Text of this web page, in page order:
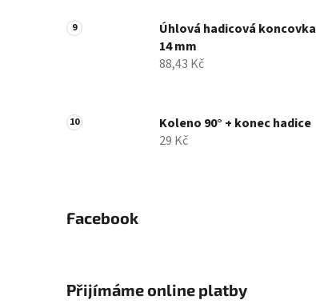
Úhlová hadicová koncovka
14 mm
88,43 Kč
Koleno 90° + konec hadice
29 Kč
Facebook
Přijímáme online platby